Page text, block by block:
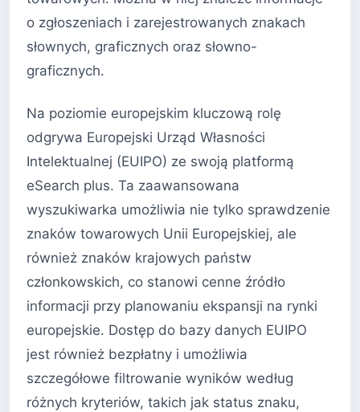
o zgłoszeniach i zarejestrowanych znakach
słownych, graficznych oraz słowno-
graficznych.
Na poziomie europejskim kluczową rolę
odgrywa Europejski Urząd Własności
Intelektualnej (EUIPO) ze swoją platformą
eSearch plus. Ta zaawansowana
wyszukiwarka umożliwia nie tylko sprawdzenie
znaków towarowych Unii Europejskiej, ale
również znaków krajowych państw
członkowskich, co stanowi cenne źródło
informacji przy planowaniu ekspansji na rynki
europejskie. Dostęp do bazy danych EUIPO
jest również bezpłatny i umożliwia
szczegółowe filtrowanie wyników według
różnych kryteriów, takich jak status znaku,